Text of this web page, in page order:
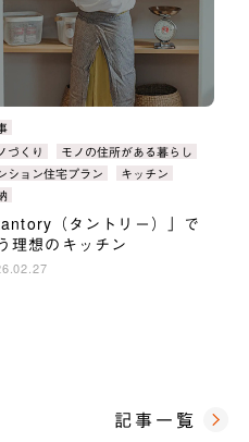
づくり
モノの住所がある暮らし
ション住宅プラン
キッチン
tantory（タントリー）」で
理想のキッチン
記事一覧